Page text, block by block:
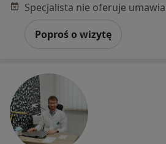
Poproś o wizytę